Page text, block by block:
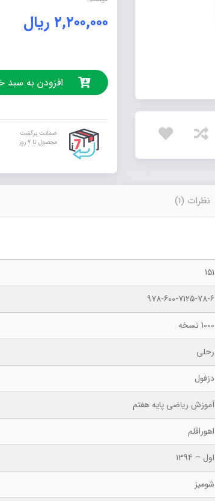
۲,۲۰۰,۰۰۰ ریال
افزودن به سبد
ضمانت برگشت
محصول تا 7 روز
نظرات (1)
151
978-600-7125-78-6
1000 نسخه
رحلی
دزفول
آموزش ریاضی پایه هفتم
اهوراقلم
اول – 1394
شومیز